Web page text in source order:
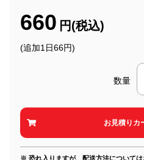
660 円(税込)
(追加1日66円)
数量
※ 恐れ入りますが、配送方法については